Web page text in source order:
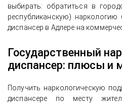
выбирать: обратиться в
республиканскую)
диспансер в Адлере на
Государственный
диспансер: плюсы и
Получить наркологическую
диспансере по месту